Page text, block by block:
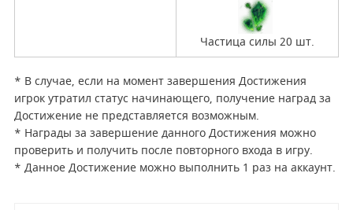
Частица силы 20 шт.
* В случае, если на момент завершения Достижения
игрок утратил статус начинающего, получение наград за
Достижение не представляется возможным.
* Награды за завершение данного Достижения можно
проверить и получить после повторного входа в игру.
* Данное Достижение можно выполнить 1 раз на аккаунт.